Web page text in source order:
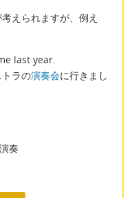
えられますが、例え
last year.
ラの演奏会に行きまし
奏